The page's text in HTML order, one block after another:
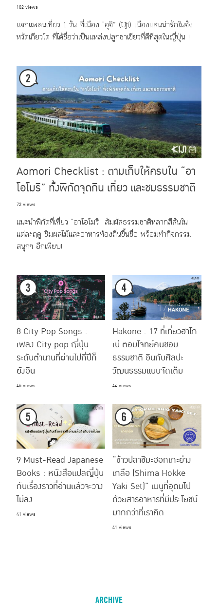
102 views
แจกแพลนเที่ยว 1 วัน ที่เมือง "อุจิ” (Uji) เมืองแสนน่ารักในจัง
หวัดเกียวโต ที่ได้ชื่อว่าเป็นแหล่งปลูกชาเขียวที่ดีที่สุดในญี่ปุ่น !
Aomori Checklist : ตามเก็บให้ครบใน “อา
โอโมริ” ทั้งพิกัดจุดกิน เที่ยว และชมธรรมชาติ
72 views
แนะนำพิกัดที่เที่ยว "อาโอโมริ" สัมผัสธรรมชาติหลากสีสันใน
แต่ละฤดู ชิมผลไม้และอาหารท้องถิ่นขึ้นชื่อ พร้อมทำกิจกรรม
สนุกๆ อีกเพียบ!
8 City Pop Songs :
เพลง City pop ญี่ปุ่น
ระดับตำนานที่ผ่านไปกี่ปีก็
ยังอิน
46 views
Hakone : 17 ที่เที่ยวฮาโก
เน่ ตอบโจทย์คนชอบ
ธรรมชาติ อินกับศิลปะ
วัฒนธรรมแบบจัดเต็ม
44 views
9 Must-Read Japanese
Books : หนังสือแปลญี่ปุ่น
กับเรื่องราวที่อ่านเเล้วจะวาง
ไม่ลง
41 views
“ข้าวปลาชิมะฮอกเกะย่าง
เกลือ (Shima Hokke
Yaki Set)” เมนูที่อุดมไป
ด้วยสารอาหารที่มีประโยชน์
มากกว่าที่เราคิด
41 views
ARCHIVE